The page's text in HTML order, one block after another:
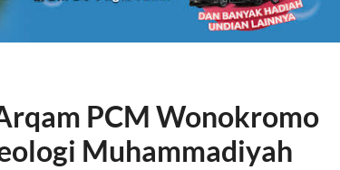
PCM Wonokromo
Muhammadiyah